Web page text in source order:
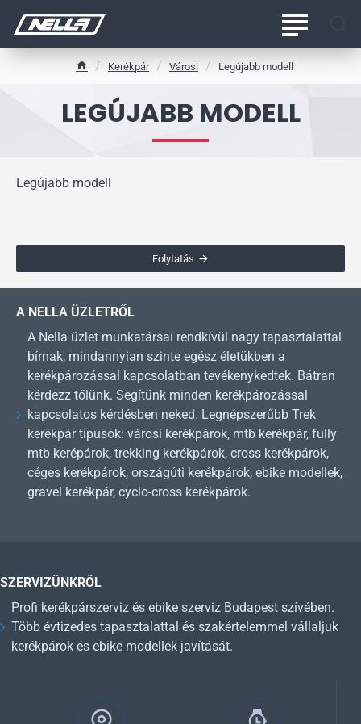
LEGÚJABB MODELL
m
e
Kerékpár Városi Legújabb modell
Legújabb modell
Folytatás
A NELLA ÜZLETRŐL
A Nella üzlet munkatársai rendkívül nagy tapasztalattal
bírnak, mindannyian szinte egész életükben a
kerékpározással kapcsolatban tevékenykedtek. Bátran
kérdezz tőlünk. Segítünk minden kerékpározással
kapcsolatos kérdésben neked. Legnépszerűbb Trek
kerékpár típusok: városi kerékpárok, mtb kerékpár, fully
mtb kerépárok, trekking kerékpárok, cross kerékpárok,
céges kerékpárok, országúti kerékpárok, ebike modellek,
gravel kerékpár, cyclo-cross kerékpárok.
SZERVIZÜNKRŐL
Profi kerékpárszerviz és ebike szerviz Budapest szívében.
Több évtizedes tapasztalattal és szakértelemmel vállaljuk
kerékpárok és ebike modellek javítását.